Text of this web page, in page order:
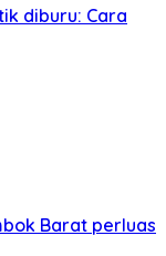
diburu: Cara
Barat perluas